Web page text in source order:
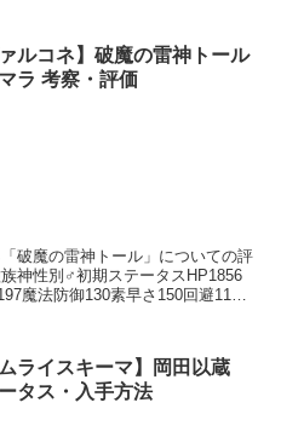
ァルコネ】破魔の雷神トール
ラ 考察・評価
破魔の雷神トール」についての評
神性別♂初期ステータスHP1856
魔法防御130素早さ150回避113
ムライスキーマ】岡田以蔵
タス・入手方法